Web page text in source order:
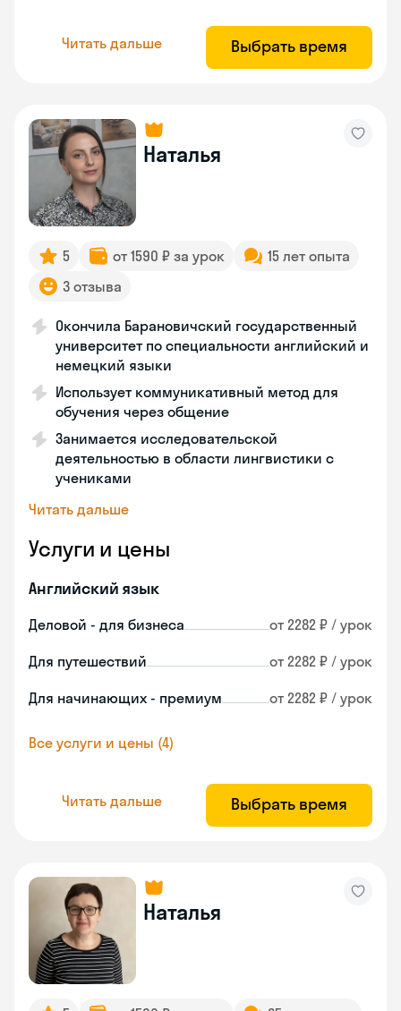
Читать дальше Выбрать время
Наталья
5 от 1590 ₽ за урок
15 лет опыта
3 отзыва
Окончила Барановичский государственный
университет по специальности английский и
немецкий языки
Использует коммуникативный метод для
обучения через общение
Занимается исследовательской
деятельностью в области лингвистики с
учениками
Читать дальше
Услуги и цены
Английский язык
Деловой - для бизнеса от 2282 ₽ / урок
Для путешествий от 2282 ₽ / урок
Для начинающих - премиум от 2282 ₽ / урок
Все услуги и цены (4)
Читать дальше Выбрать время
Наталья